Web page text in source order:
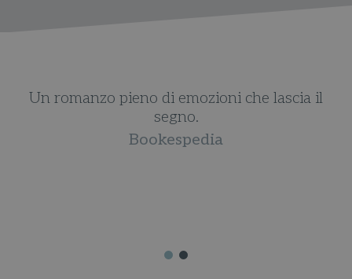
Un romanzo pieno di emozioni che lascia il
segno.
Bookespedia